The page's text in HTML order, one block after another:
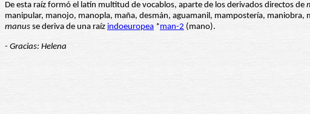
De esta raíz formó el latín multitud de vocablos, aparte de los derivados directos de
manipular, manojo, manopla, maña, desmán, aguamanil, mampostería,
manus se deriva de una raíz indoeuropea *man-2 (mano).
- Gracias: Helena